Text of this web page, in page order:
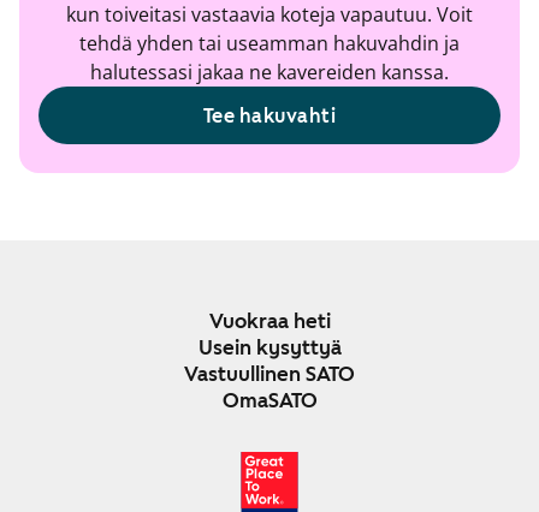
kun toiveitasi vastaavia koteja vapautuu. Voit
tehdä yhden tai useamman hakuvahdin ja
halutessasi jakaa ne kavereiden kanssa.
Tee hakuvahti
Vuokraa heti
Usein kysyttyä
Vastuullinen SATO
OmaSATO